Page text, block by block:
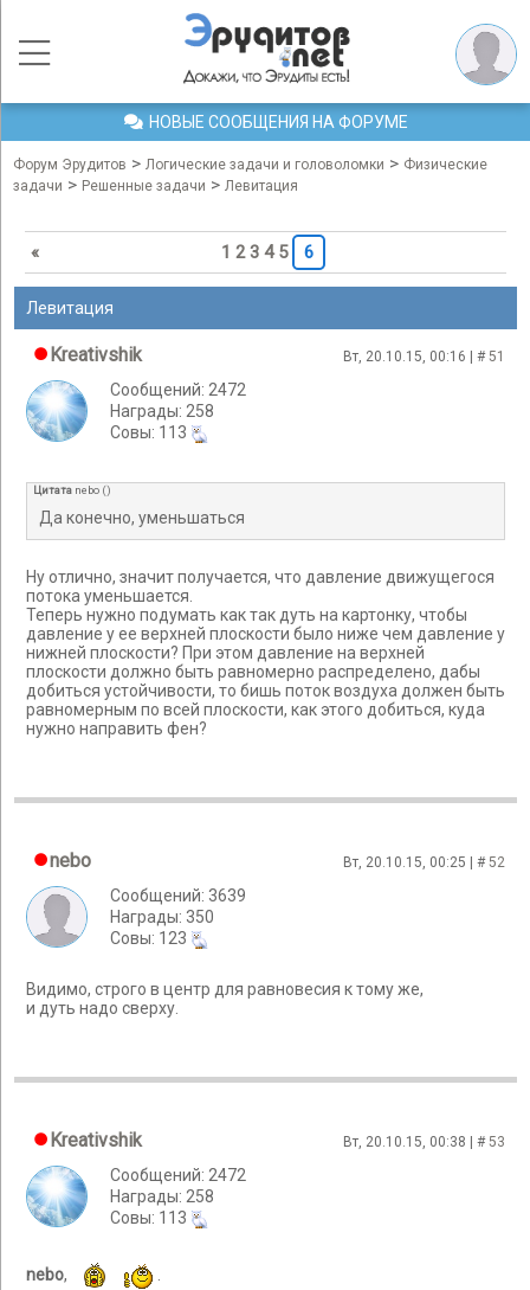
НОВЫЕ СООБЩЕНИЯ НА ФОРУМЕ
Форум Эрудитов > Логические задачи и головоломки > Физические
задачи > Решенные задачи > Левитация
« 1 2 3 4 5 6
Левитация
Kreativshik Вт, 20.10.15, 00:16 | #51
Сообщений: 2472
Награды: 258
Cовы: 113
Цитата nebo ()
Да конечно, уменьшаться
Ну отлично, значит получается, что давление движущегося
потока уменьшается.
Теперь нужно подумать как так дуть на картонку, чтобы
давление у ее верхней плоскости было ниже чем давление у
нижней плоскости? При этом давление на верхней
плоскости должно быть равномерно распределено, дабы
добиться устойчивости, то бишь поток воздуха должен быть
равномерным по всей плоскости, как этого добиться, куда
нужно направить фен?
nebo Вт, 20.10.15, 00:25 | #52
Сообщений: 3639
Награды: 350
Cовы: 123
Видимо, строго в центр для равновесия к тому же,
и дуть надо сверху.
Kreativshik Вт, 20.10.15, 00:38 | #53
Сообщений: 2472
Награды: 258
Cовы: 113
nebo,